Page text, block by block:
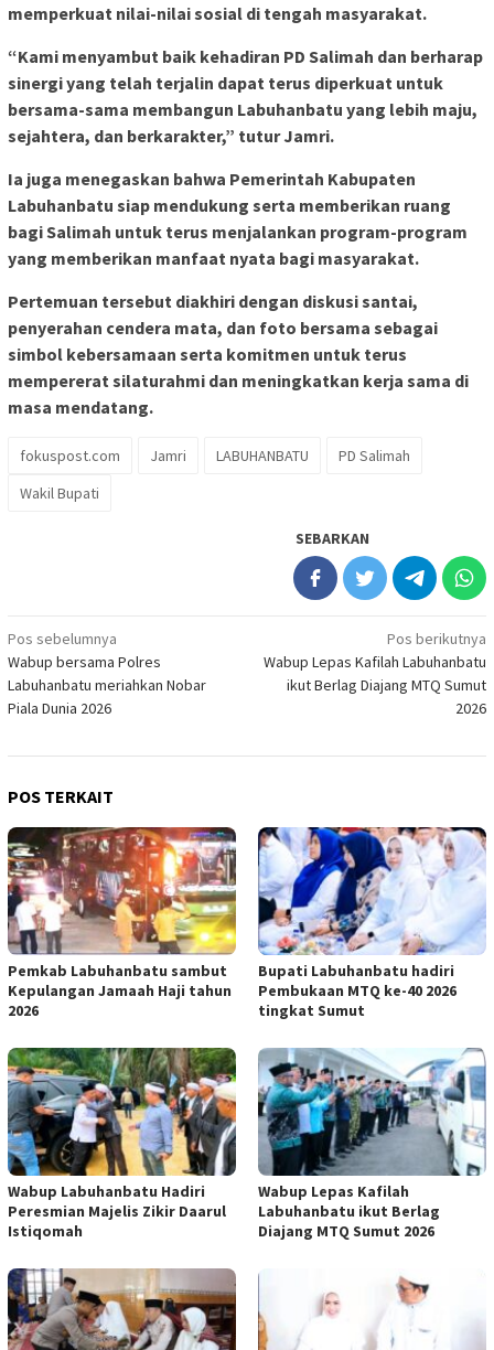
memperkuat nilai-nilai sosial di tengah masyarakat.
“Kami menyambut baik kehadiran PD Salimah dan berharap
sinergi yang telah terjalin dapat terus diperkuat untuk
bersama-sama membangun Labuhanbatu yang lebih maju,
sejahtera, dan berkarakter,” tutur Jamri.
Ia juga menegaskan bahwa Pemerintah Kabupaten
Labuhanbatu siap mendukung serta memberikan ruang
bagi Salimah untuk terus menjalankan program-program
yang memberikan manfaat nyata bagi masyarakat.
Pertemuan tersebut diakhiri dengan diskusi santai,
penyerahan cendera mata, dan foto bersama sebagai
simbol kebersamaan serta komitmen untuk terus
mempererat silaturahmi dan meningkatkan kerja sama di
masa mendatang.
fokuspost.com Jamri LABUHANBATU
PD Salimah
Wakil Bupati
SEBARKAN
Navigasi
pos
Pos sebelumnya
Wabup bersama Polres
Labuhanbatu meriahkan Nobar
Piala Dunia 2026
Pos berikutnya
Wabup Lepas Kafilah Labuhanbatu
ikut Berlag Diajang MTQ Sumut
2026
POS TERKAIT
Pemkab Labuhanbatu sambut
Kepulangan Jamaah Haji tahun
2026
Bupati Labuhanbatu hadiri
Pembukaan MTQ ke-40 2026
tingkat Sumut
Wabup Labuhanbatu Hadiri
Peresmian Majelis Zikir Daarul
Istiqomah
Wabup Lepas Kafilah
Labuhanbatu ikut Berlag
Diajang MTQ Sumut 2026